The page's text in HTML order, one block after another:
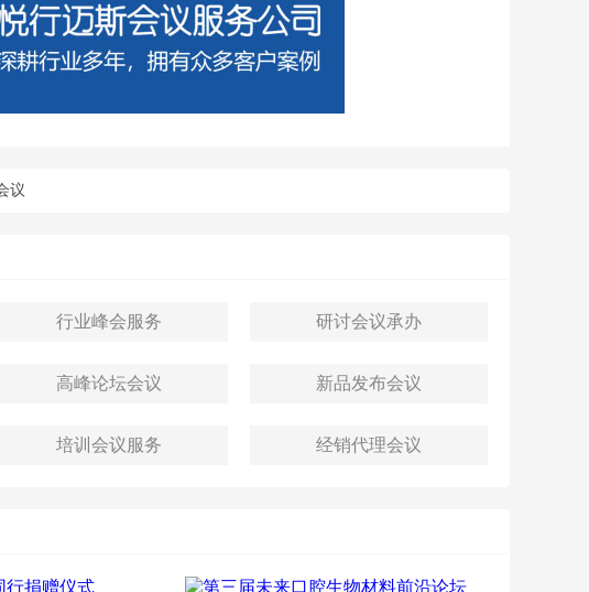
议
​​​​​​​行业峰会服务 ​​​​​​​研讨会议承办
​​​​​​​高峰论坛会议 ​​​​​​​新品发布会议
​​​​​​​培训会议服务 ​​​​​​​经销代理会议